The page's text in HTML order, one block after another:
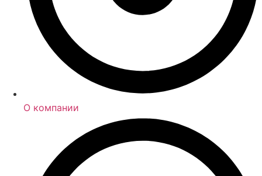
О компании